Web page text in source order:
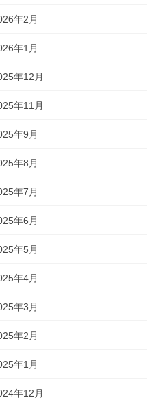
年2月
年1月
年12月
年11月
年9月
年8月
年7月
年6月
年5月
年4月
年3月
年2月
年1月
年12月